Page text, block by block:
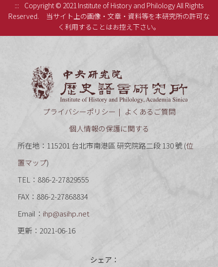
:::
Copyright © 2021 Institute of History and Philology All Rights
Reserved.
当サイト上の画像・文章・資料等を本研究所の許可な
く利用することはお控え下さい。
プライバシーポリシー
よくあるご質問
個人情報の保護に関する
所在地：115201 台北市南港區 研究院路二段 130 號 (位
置マップ)
TEL：886-2-27829555
FAX：886-2-27868834
Email： ihp@asihp.net
更新：2021-06-16
シェア：